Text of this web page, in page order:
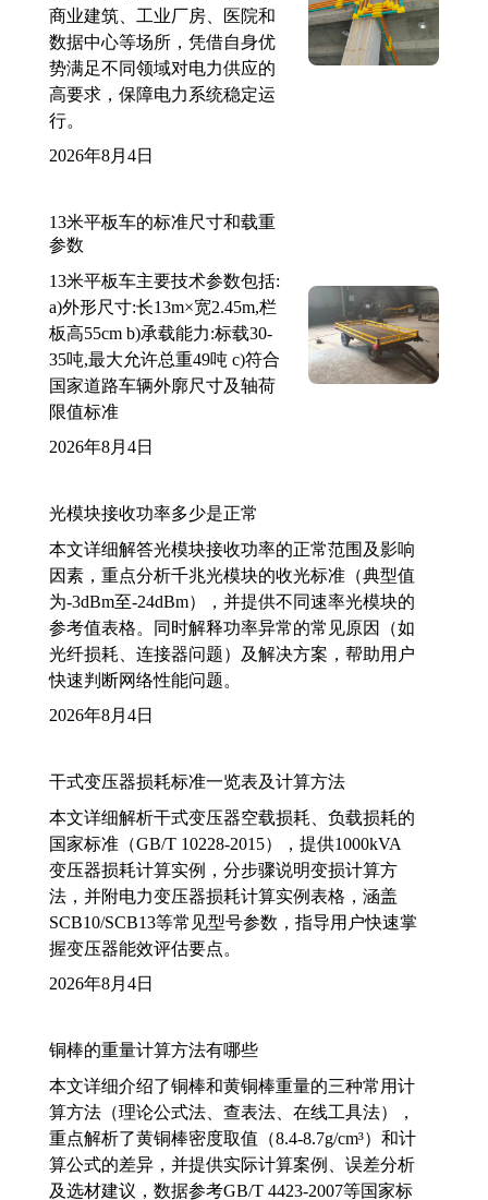
商业建筑、工业厂房、医院和
数据中心等场所，凭借自身优
势满足不同领域对电力供应的
高要求，保障电力系统稳定运
行。
2026年8月4日
13米平板车的标准尺寸和载重
参数
13米平板车主要技术参数包括:
a)外形尺寸:长13m×宽2.45m,栏
板高55cm b)承载能力:标载30-
35吨,最大允许总重49吨 c)符合
国家道路车辆外廓尺寸及轴荷
限值标准
2026年8月4日
光模块接收功率多少是正常
本文详细解答光模块接收功率的正常范围及影响
因素，重点分析千兆光模块的收光标准（典型值
为-3dBm至-24dBm），并提供不同速率光模块的
参考值表格。同时解释功率异常的常见原因（如
光纤损耗、连接器问题）及解决方案，帮助用户
快速判断网络性能问题。
2026年8月4日
干式变压器损耗标准一览表及计算方法
本文详细解析干式变压器空载损耗、负载损耗的
国家标准（GB/T 10228-2015），提供1000kVA
变压器损耗计算实例，分步骤说明变损计算方
法，并附电力变压器损耗计算实例表格，涵盖
SCB10/SCB13等常见型号参数，指导用户快速掌
握变压器能效评估要点。
2026年8月4日
铜棒的重量计算方法有哪些
本文详细介绍了铜棒和黄铜棒重量的三种常用计
算方法（理论公式法、查表法、在线工具法），
重点解析了黄铜棒密度取值（8.4-8.7g/cm³）和计
算公式的差异，并提供实际计算案例、误差分析
及选材建议，数据参考GB/T 4423-2007等国家标